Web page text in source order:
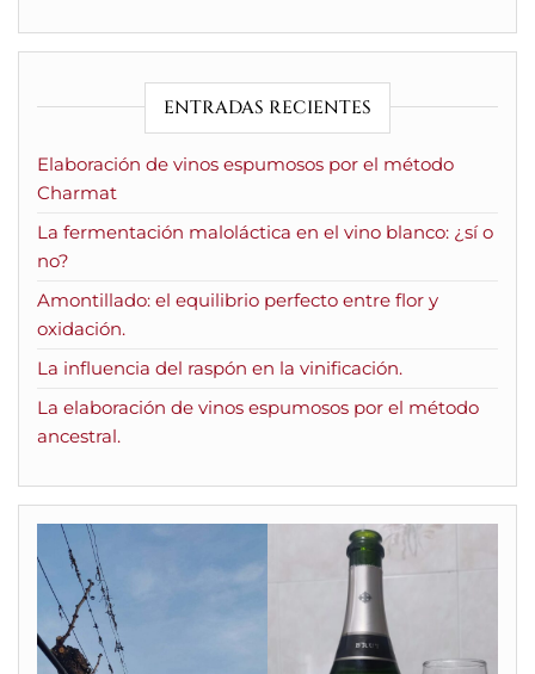
ENTRADAS RECIENTES
Elaboración de vinos espumosos por el método
Charmat
La fermentación maloláctica en el vino blanco: ¿sí o
no?
Amontillado: el equilibrio perfecto entre flor y
oxidación.
La influencia del raspón en la vinificación.
La elaboración de vinos espumosos por el método
ancestral.